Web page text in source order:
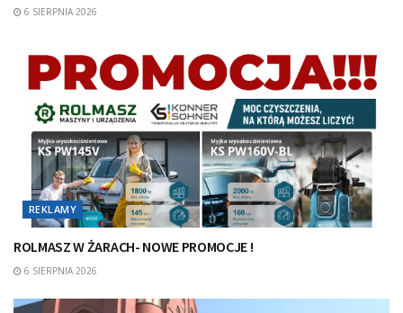
6 SIERPNIA 2026
REKLAMY
ROLMASZ W ŻARACH- NOWE PROMOCJE !
6 SIERPNIA 2026